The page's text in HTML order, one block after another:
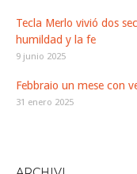
Tecla Merlo vivió dos
humildad y la fe
9 junio 2025
Febbraio un mese con
31 enero 2025